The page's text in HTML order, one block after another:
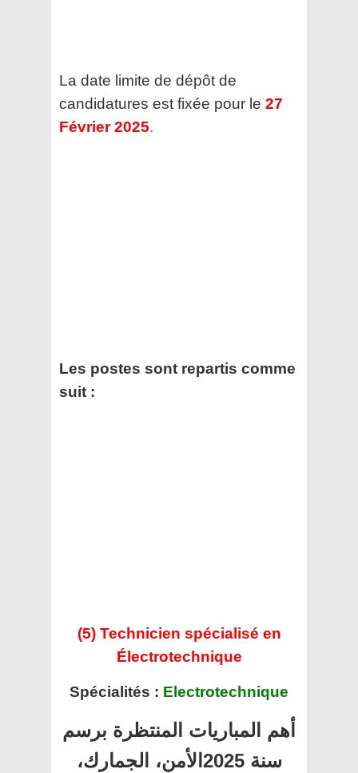
La date limite de dépôt de
candidatures est fixée pour le 27
Février 2025.
Les postes sont repartis comme
suit :
(5) Technicien spécialisé en
Électrotechnique
Spécialités : Electrotechnique
أهم المباريات المنتظرة برسم
سنة 2025الأمن، الجمارك،